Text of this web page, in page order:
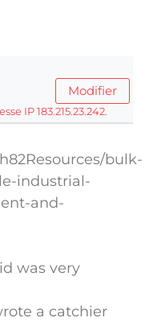
Modifier
IP 183.215.23.242.
bulk-
industrial-
and-
was very
a catchier